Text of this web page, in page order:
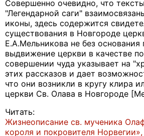
Совершенно очевидно, что
"Легендарной саги"
иконы, здесь содержится
существования в Новгороде
Е.А.Мельникова не без основания
выдвижение церкви в качестве
совершении чуда указывает на
этих рассказов и дает
что они возникли в кругу клира
церкви Св. Олава в Новгороде
Читать:
Жизнеописание св. мученика
короля и покровителя Норвегии»,